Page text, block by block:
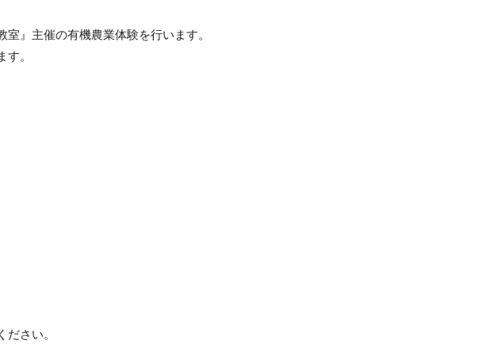
』主催の有機農業体験を行います。
。
さい。